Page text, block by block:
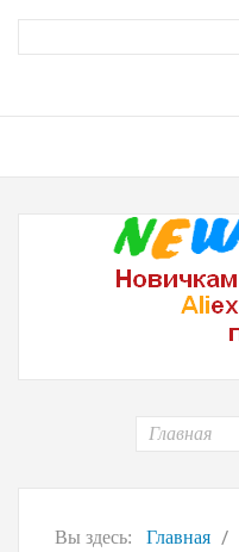
Вы здесь:
Главная